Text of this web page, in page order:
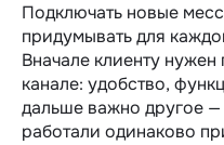
Подключать новые
придумывать для
Вначале клиенту
канале: удобство,
дальше важно другое
работали одинаково